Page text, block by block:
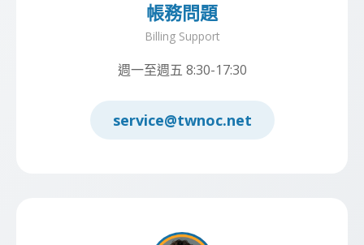
帳務問題
Billing Support
週一至週五 8:30-17:30
service@twnoc.net